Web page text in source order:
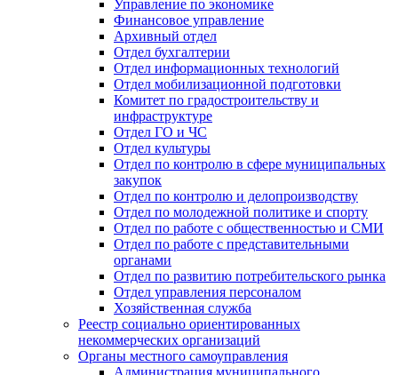
Управление по экономике
Финансовое управление
Архивный отдел
Отдел бухгалтерии
Отдел информационных технологий
Отдел мобилизационной подготовки
Комитет по градостроительству и
инфраструктуре
Отдел ГО и ЧС
Отдел культуры
Отдел по контролю в сфере муниципальных
закупок
Отдел по контролю и делопроизводству
Отдел по молодежной политике и спорту
Отдел по работе с общественностью и СМИ
Отдел по работе с представительными
органами
Отдел по развитию потребительского рынка
Отдел управления персоналом
Хозяйственная служба
Реестр социально ориентированных
некоммерческих организаций
Органы местного самоуправления
Администрация муниципального